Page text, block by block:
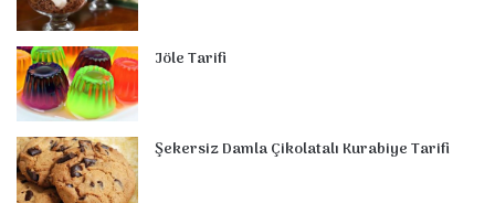
Jöle Tarifi
Şekersiz Damla Çikolatalı Kurabiye Tarifi